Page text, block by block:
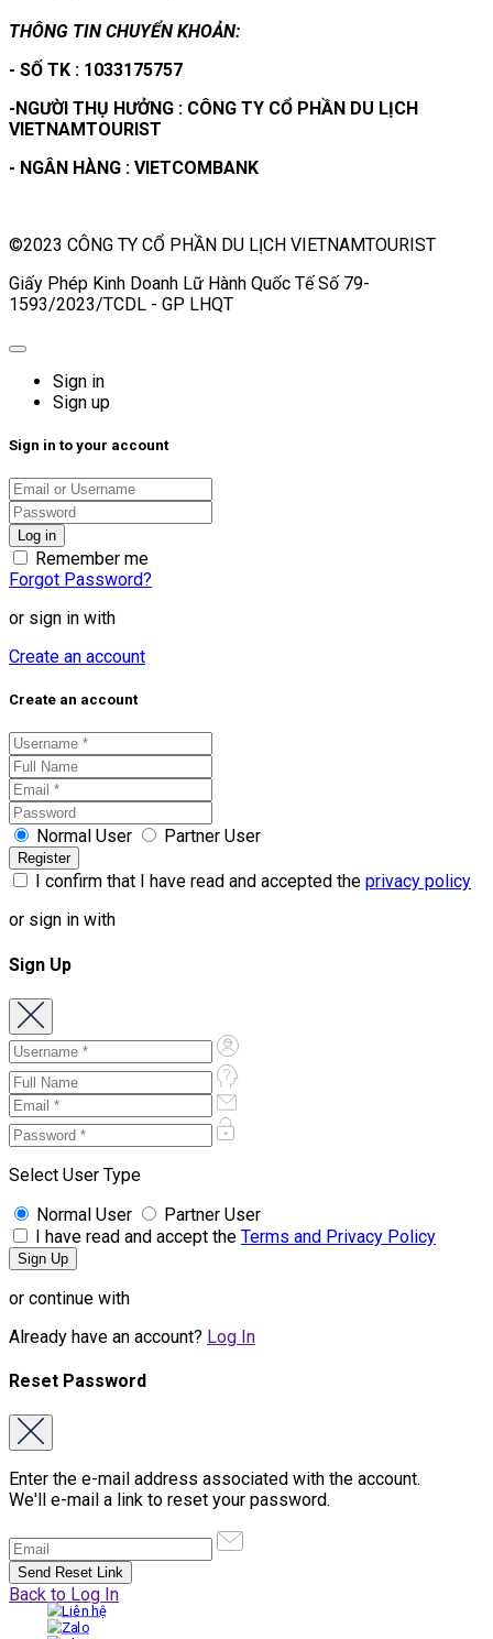
THÔNG TIN CHUYỂN KHOẢN:
- SỐ TK : 1033175757
-NGƯỜI THỤ HƯỞNG : CÔNG TY CỔ PHẦN DU LỊCH
VIETNAMTOURIST
- NGÂN HÀNG : VIETCOMBANK
©2023 CÔNG TY CỔ PHẦN DU LỊCH VIETNAMTOURIST
Giấy Phép Kinh Doanh Lữ Hành Quốc Tế Số 79-
1593/2023/TCDL - GP LHQT
Sign in
Sign up
Sign in to your account
Remember me
Forgot Password?
or sign in with
Create an account
Create an account
Normal User Partner User
I confirm that I have read and accepted the privacy policy
or sign in with
Sign Up
Select User Type
Normal User
Partner User
I have read and accept the Terms and Privacy Policy
or continue with
Already have an account? Log In
Reset Password
Enter the e-mail address associated with the account.
We'll e-mail a link to reset your password.
Back to Log In